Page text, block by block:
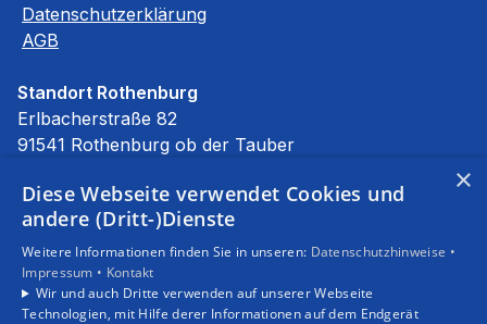
Datenschutzerklärung
AGB
Standort Rothenburg
Erlbacherstraße 82
91541 Rothenburg ob der Tauber
Tel.: 09861 94590
Unsere Bereiche
Privatkunden
Gewerbekunden
Karriere
×
Diese Webseite verwendet Cookies und
andere (Dritt-)Dienste
Weitere Informationen finden Sie in unseren: Datenschutzhinweise •
Impressum • Kontakt
Wir und auch Dritte verwenden auf unserer Webseite
Technologien, mit Hilfe derer Informationen auf dem Endgerät